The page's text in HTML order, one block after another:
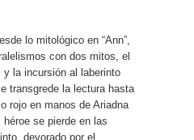
lo mitológico en “Ann”,
con dos mitos, el
la incursión al laberinto
transgrede la lectura hasta
rojo en manos de Ariadna
se pierde en las
devorado por el